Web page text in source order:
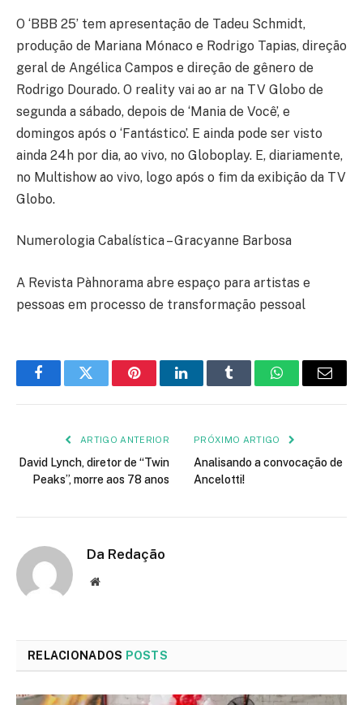
O ‘BBB 25’ tem apresentação de Tadeu Schmidt,
produção de Mariana Mónaco e Rodrigo Tapias, direção
geral de Angélica Campos e direção de gênero de
Rodrigo Dourado. O reality vai ao ar na TV Globo de
segunda a sábado, depois de ‘Mania de Você’, e
domingos após o ‘Fantástico’. E ainda pode ser visto
ainda 24h por dia, ao vivo, no Globoplay. E, diariamente,
no Multishow ao vivo, logo após o fim da exibição da TV
Globo.
Numerologia Cabalística – Gracyanne Barbosa
A Revista Pàhnorama abre espaço para artistas e
pessoas em processo de transformação pessoal
FacebookTwitter PinterestLinkedInTumblr WhatsApp
E-
ARTIGO ANTERIOR
David Lynch, diretor de “Twin
Peaks”, morre aos 78 anos
PRÓXIMO ARTIGO
Analisando a convocação de
Ancelotti!
Da Redação
Site
RELACIONADOS POSTS